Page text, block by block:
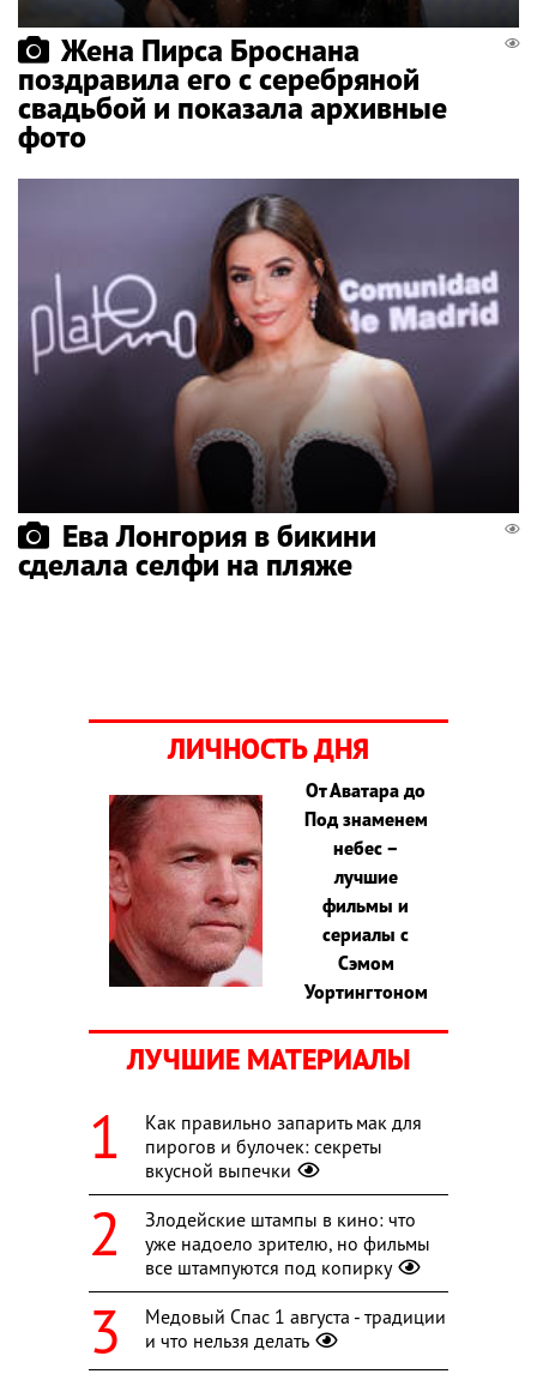
Жена Пирса Броснана
поздравила его с серебряной
свадьбой и показала архивные
фото
Ева Лонгория в бикини
сделала селфи на пляже
ЛИЧНОСТЬ ДНЯ
От Аватара до
Под знаменем
небес –
лучшие
фильмы и
сериалы с
Сэмом
Уортингтоном
ЛУЧШИЕ МАТЕРИАЛЫ
Как правильно запарить мак для
пирогов и булочек: секреты
вкусной выпечки
Злодейские штампы в кино: что
уже надоело зрителю, но фильмы
все штампуются под копирку
Медовый Спас 1 августа - традиции
и что нельзя делать